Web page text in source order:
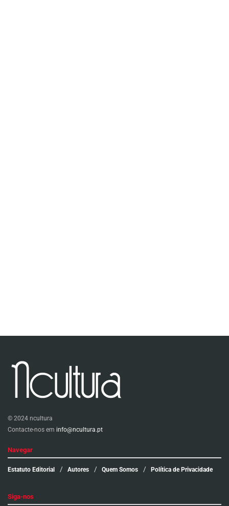
© 2024 ncultura
Contacte-nos em info@ncultura.pt
Navegar
Estatuto Editorial Autores Quem Somos Política de Privacidade
Siga-nos